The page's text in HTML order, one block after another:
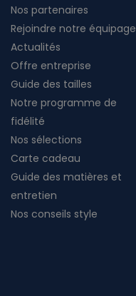
Nos partenaires
Rejoindre notre équipage
Actualités
Offre entreprise
Guide des tailles
Notre programme de
fidélité
Nos sélections
Carte cadeau
Guide des matières et
entretien
Nos conseils style